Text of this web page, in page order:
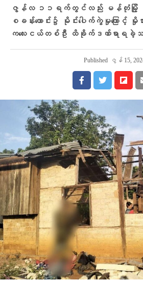
ဇွန်လ ၁၁ရက်တွင်လည်း မန်တုံမြို့
စခန်းဟောင်း၌ မိုင်းပေါက်ကွဲမှုကြောင့်
ကလေးငယ်တစ်ဦး ထိခိုက်ဒဏ်ရာရ
Published ဇွန် 15,